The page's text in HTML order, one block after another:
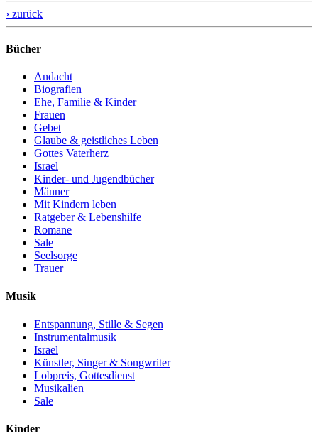
› zurück
Bücher
Andacht
Biografien
Ehe, Familie & Kinder
Frauen
Gebet
Glaube & geistliches Leben
Gottes Vaterherz
Israel
Kinder- und Jugendbücher
Männer
Mit Kindern leben
Ratgeber & Lebenshilfe
Romane
Sale
Seelsorge
Trauer
Musik
Entspannung, Stille & Segen
Instrumentalmusik
Israel
Künstler, Singer & Songwriter
Lobpreis, Gottesdienst
Musikalien
Sale
Kinder